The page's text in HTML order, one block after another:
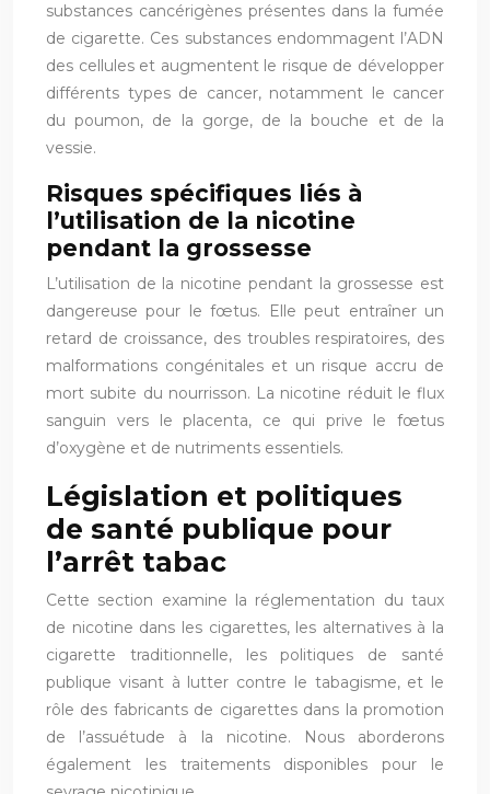
substances cancérigènes présentes dans la fumée
de cigarette. Ces substances endommagent l’ADN
des cellules et augmentent le risque de développer
différents types de cancer, notamment le cancer
du poumon, de la gorge, de la bouche et de la
vessie.
Risques spécifiques liés à
l’utilisation de la nicotine
pendant la grossesse
L’utilisation de la nicotine pendant la grossesse est
dangereuse pour le fœtus. Elle peut entraîner un
retard de croissance, des troubles respiratoires, des
malformations congénitales et un risque accru de
mort subite du nourrisson. La nicotine réduit le flux
sanguin vers le placenta, ce qui prive le fœtus
d’oxygène et de nutriments essentiels.
Législation et politiques
de santé publique pour
l’arrêt tabac
Cette section examine la réglementation du taux
de nicotine dans les cigarettes, les alternatives à la
cigarette traditionnelle, les politiques de santé
publique visant à lutter contre le tabagisme, et le
rôle des fabricants de cigarettes dans la promotion
de l’assuétude à la nicotine. Nous aborderons
également les traitements disponibles pour le